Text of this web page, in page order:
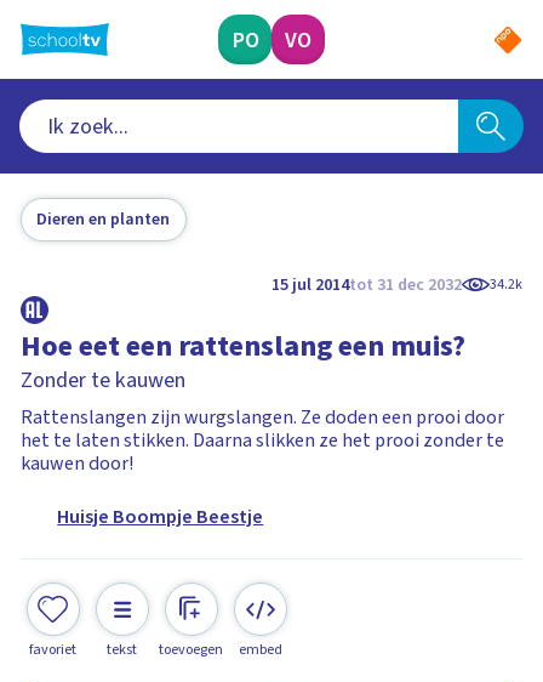
naar
hoofdinhoud
PO VO
Dieren en planten
15 jul 2014tot 31 dec 2032 34.2k
Hoe eet een rattenslang een muis?
Zonder te kauwen
Rattenslangen zijn wurgslangen. Ze doden een prooi door
het te laten stikken. Daarna slikken ze het prooi zonder te
kauwen door!
Huisje Boompje Beestje
favoriet tekst toevoegen embed